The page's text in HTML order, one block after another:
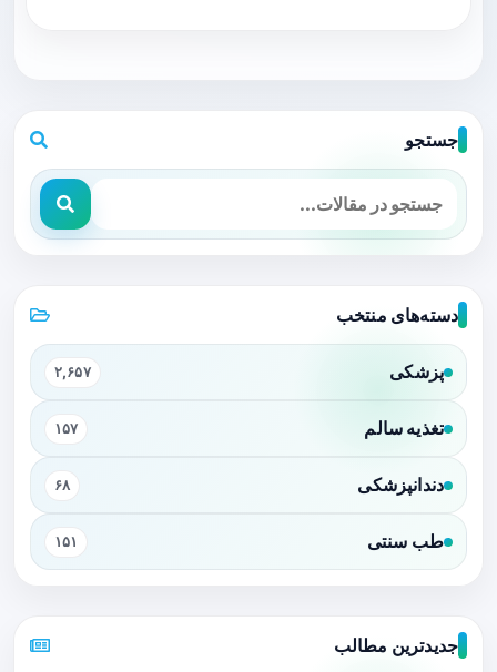
جستجو
دسته‌های منتخب
پزشکی ۲,۶۵۷
تغذیه سالم ۱۵۷
دندانپزشکی ۶۸
طب سنتی ۱۵۱
جدیدترین مطالب